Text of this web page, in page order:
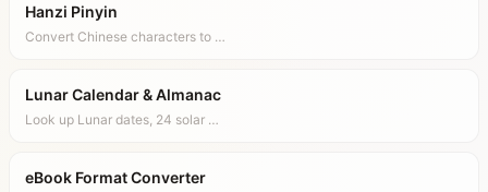
Hanzi Pinyin
Convert Chinese characters to …
Lunar Calendar & Almanac
Look up Lunar dates, 24 solar …
eBook Format Converter